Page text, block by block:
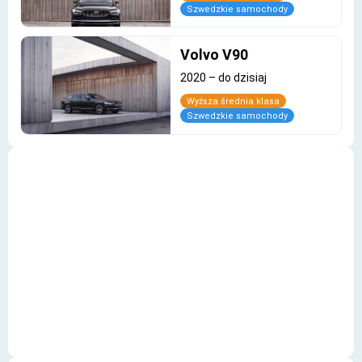
Szwedzkie samochody
Volvo V90
2020 – do dzisiaj
Wyższa średnia klasa
Szwedzkie samochody